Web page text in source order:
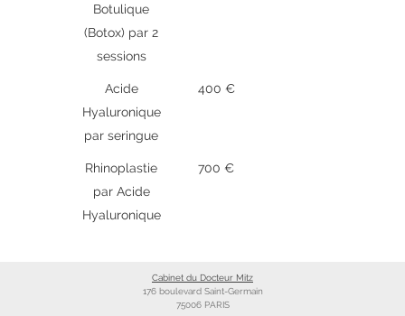
Botulique
(Botox) par 2
sessions
Acide
Hyaluronique
par seringue
400 €
Rhinoplastie
par Acide
Hyaluronique
700 €
Cabinet du Docteur Mitz
176 boulevard Saint-Germain
75006 PARIS